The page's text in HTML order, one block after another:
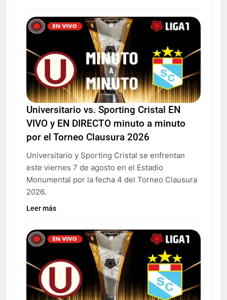
Universitario vs. Sporting Cristal EN
VIVO y EN DIRECTO minuto a minuto
por el Torneo Clausura 2026
Universitario y Sporting Cristal se enfrentan
este viernes 7 de agosto en el Estadio
Monumental por la fecha 4 del Torneo Clausura
2026.
Leer más